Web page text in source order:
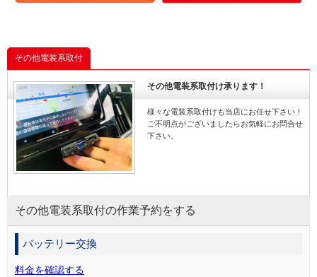
その他電装系取付
その他電装系取付け承ります！
様々な電装系取付けも当店にお任せ下さい！
ご不明点がございましたらお気軽にお問合せ
下さい。
その他電装系取付の作業予約をする
バッテリー交換
料金を確認する